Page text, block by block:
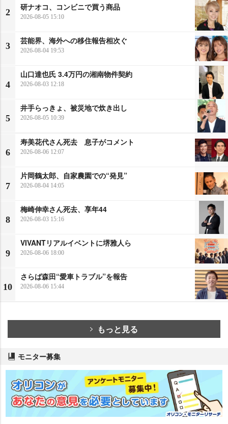
2
研ナオコ、コンビニで買う商品
2026-08-05 15:10
3
芸能界、海外への移住報告相次ぐ
2026-08-04 19:53
4
山口達也氏 3.4万円の湘南物件契約
2026-08-03 12:18
5
井手らっきょ、被災地で炊き出し
2026-08-05 10:39
6
寿美花代さん死去 息子がコメント
2026-08-06 12:07
7
片岡鶴太郎、自家農園での“発見”
2026-08-04 14:05
8
梅崎伸幸さん死去、享年44
2026-08-03 15:16
9
VIVANTリアルイベントに堺雅人ら
2026-08-06 18:00
10
さらば森田“愛車トラブル”を報告
2026-08-06 15:44
もっと見る
モニター募集